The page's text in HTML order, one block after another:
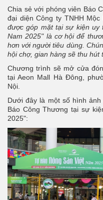
Chia sẻ với phóng viên Báo
đại diện Công ty TNHH
được góp mặt tại sự kiện
Nam 2025" là cơ hội để
hơn với người tiêu dùng.
hội chợ, gian hàng sẽ thu hút
Chương trình sẽ mở cửa
tại Aeon Mall Hà Đông,
Nội.
Dưới đây là một số hình
Báo Công Thương tại sự
2025":